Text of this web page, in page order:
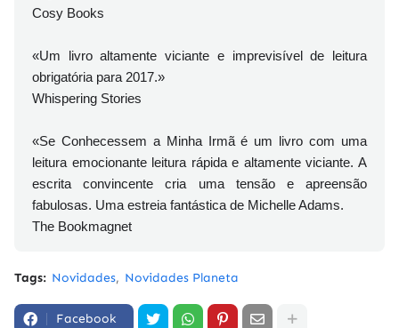
Cosy Books
«Um livro altamente viciante e imprevisível de leitura
obrigatória para 2017.»
Whispering Stories
«Se Conhecessem a Minha Irmã é um livro com uma
leitura emocionante leitura rápida e altamente viciante. A
escrita convincente cria uma tensão e apreensão
fabulosas. Uma estreia fantástica de Michelle Adams.
The Bookmagnet
Tags: Novidades Novidades Planeta
Facebook